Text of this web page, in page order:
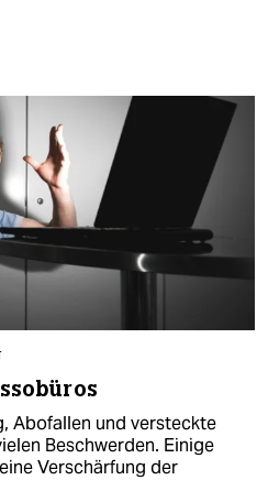
Abofallen und versteckte
Beschwerden. Einige
Verschärfung der